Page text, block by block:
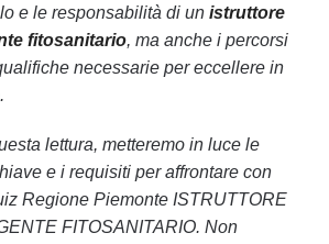
e le responsabilità di un istruttore
fitosanitario, ma anche i percorsi
necessarie per eccellere in
lettura, metteremo in luce le
e i requisiti per affrontare con
Regione Piemonte ISTRUTTORE
FITOSANITARIO. Non